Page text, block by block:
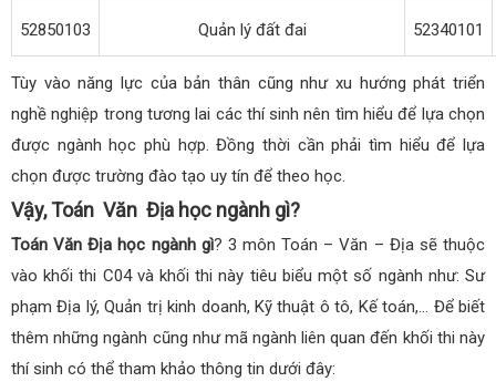
52850103 Quản lý đất đai 52340101
Tùy vào năng lực của bản thân cũng như xu hướng phát triển
nghề nghiệp trong tương lai các thí sinh nên tìm hiểu để lựa chọn
được ngành học phù hợp. Đồng thời cần phải tìm hiểu để lựa
chọn được trường đào tạo uy tín để theo học.
Vậy, Toán Văn Địa học ngành gì?
Toán Văn Địa học ngành gì? 3 môn Toán – Văn – Địa sẽ thuộc
vào khối thi C04 và khối thi này tiêu biểu một số ngành như: Sư
phạm Địa lý, Quản trị kinh doanh, Kỹ thuật ô tô, Kế toán,… Để biết
thêm những ngành cũng như mã ngành liên quan đến khối thi này
thí sinh có thể tham khảo thông tin dưới đây: